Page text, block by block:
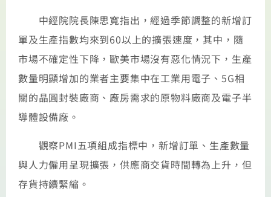
中經院院長陳思寬指出，經過季節調整的新增訂
單及生產指數均來到60以上的擴張速度，其中，隨
市場不確定性下降，歐美市場沒有惡化情況下，生產
數量明顯增加的業者主要集中在工業用電子、5G相
關的晶圓封裝廠商、廠房需求的原物料廠商及電子半
導體設備廠。
觀察PMI五項組成指標中，新增訂單、生產數量
與人力僱用呈現擴張，供應商交貨時間轉為上升，但
存貨持續緊縮。